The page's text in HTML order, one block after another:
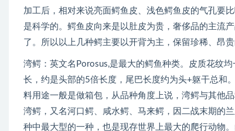
加工后，相对来说亮面鳄鱼皮、浅色鳄鱼皮的气孔要
是科学的。鳄鱼皮向来是以肚皮为贵，奢侈品的主流
了。所以以上几种鳄主要以开背为主，保留珍稀、昂
湾鳄：英文名Porosus,是最大的鳄鱼种类。皮质花纹
长，约是头部的5倍长度，尾巴长度约为头+躯干总和
料用途一般是做箱包，从品种角度上说，湾鳄与其他
湾鳄，又名河口鳄、咸水鳄、马来鳄，因二战末期的
种中最大型的一种，也是现存世界上最大的爬行动物